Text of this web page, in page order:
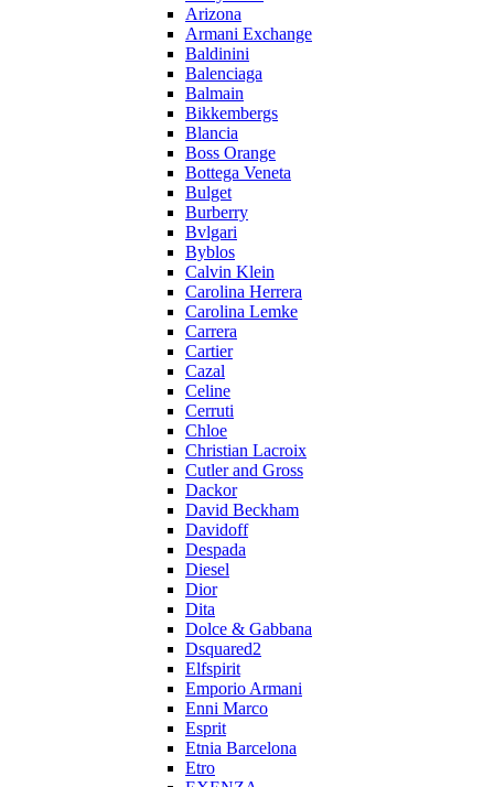
Arizona
Armani Exchange
Baldinini
Balenciaga
Balmain
Bikkembergs
Blancia
Boss Orange
Bottega Veneta
Bulget
Burberry
Bvlgari
Byblos
Calvin Klein
Carolina Herrera
Carolina Lemke
Carrera
Cartier
Cazal
Celine
Cerruti
Chloe
Christian Lacroix
Cutler and Gross
Dackor
David Beckham
Davidoff
Despada
Diesel
Dior
Dita
Dolce & Gabbana
Dsquared2
Elfspirit
Emporio Armani
Enni Marco
Esprit
Etnia Barcelona
Etro